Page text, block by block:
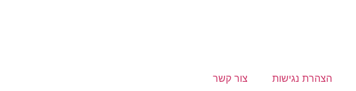
הצהרת נגישות צור קשר